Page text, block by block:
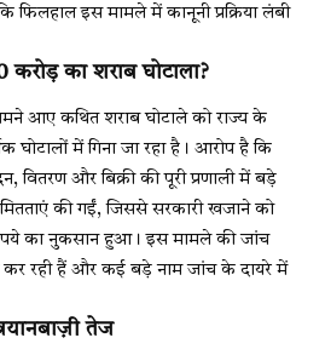
फिलहाल इस मामले में कानूनी प्रक्रिया लंबी
करोड़ का शराब घोटाला?
आए कथित शराब घोटाले को राज्य के
घोटालों में गिना जा रहा है। आरोप है कि
वितरण और बिक्री की पूरी प्रणाली में बड़े
की गईं, जिससे सरकारी खजाने को
का नुकसान हुआ। इस मामले की जांच
कर रही हैं और कई बड़े नाम जांच के दायरे में
तेज